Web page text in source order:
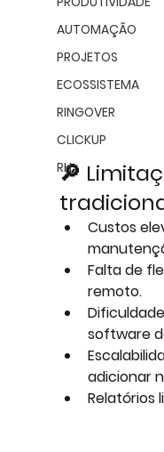
AUTOMAÇÃO
PROJETOS
ECOSSISTEMA
RINGOVER
CLICKUP
RH
🔎
Custos
Falta de
remoto.
software
adicionar
Relatórios